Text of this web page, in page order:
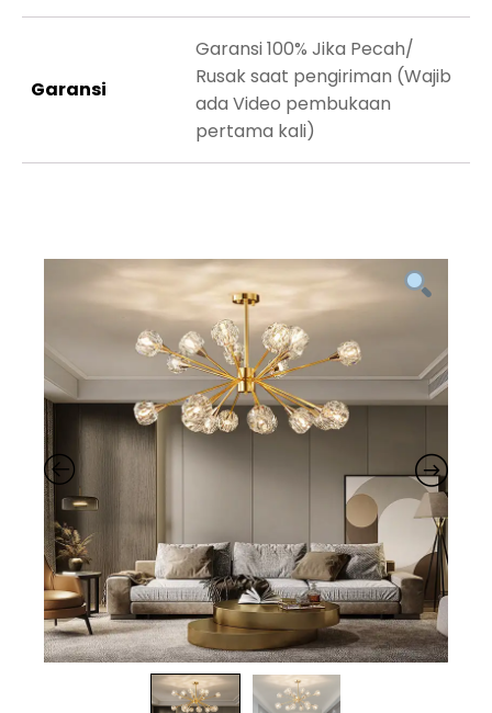
Garansi
Garansi 100% Jika Pecah/
Rusak saat pengiriman (Wajib
ada Video pembukaan
pertama kali)